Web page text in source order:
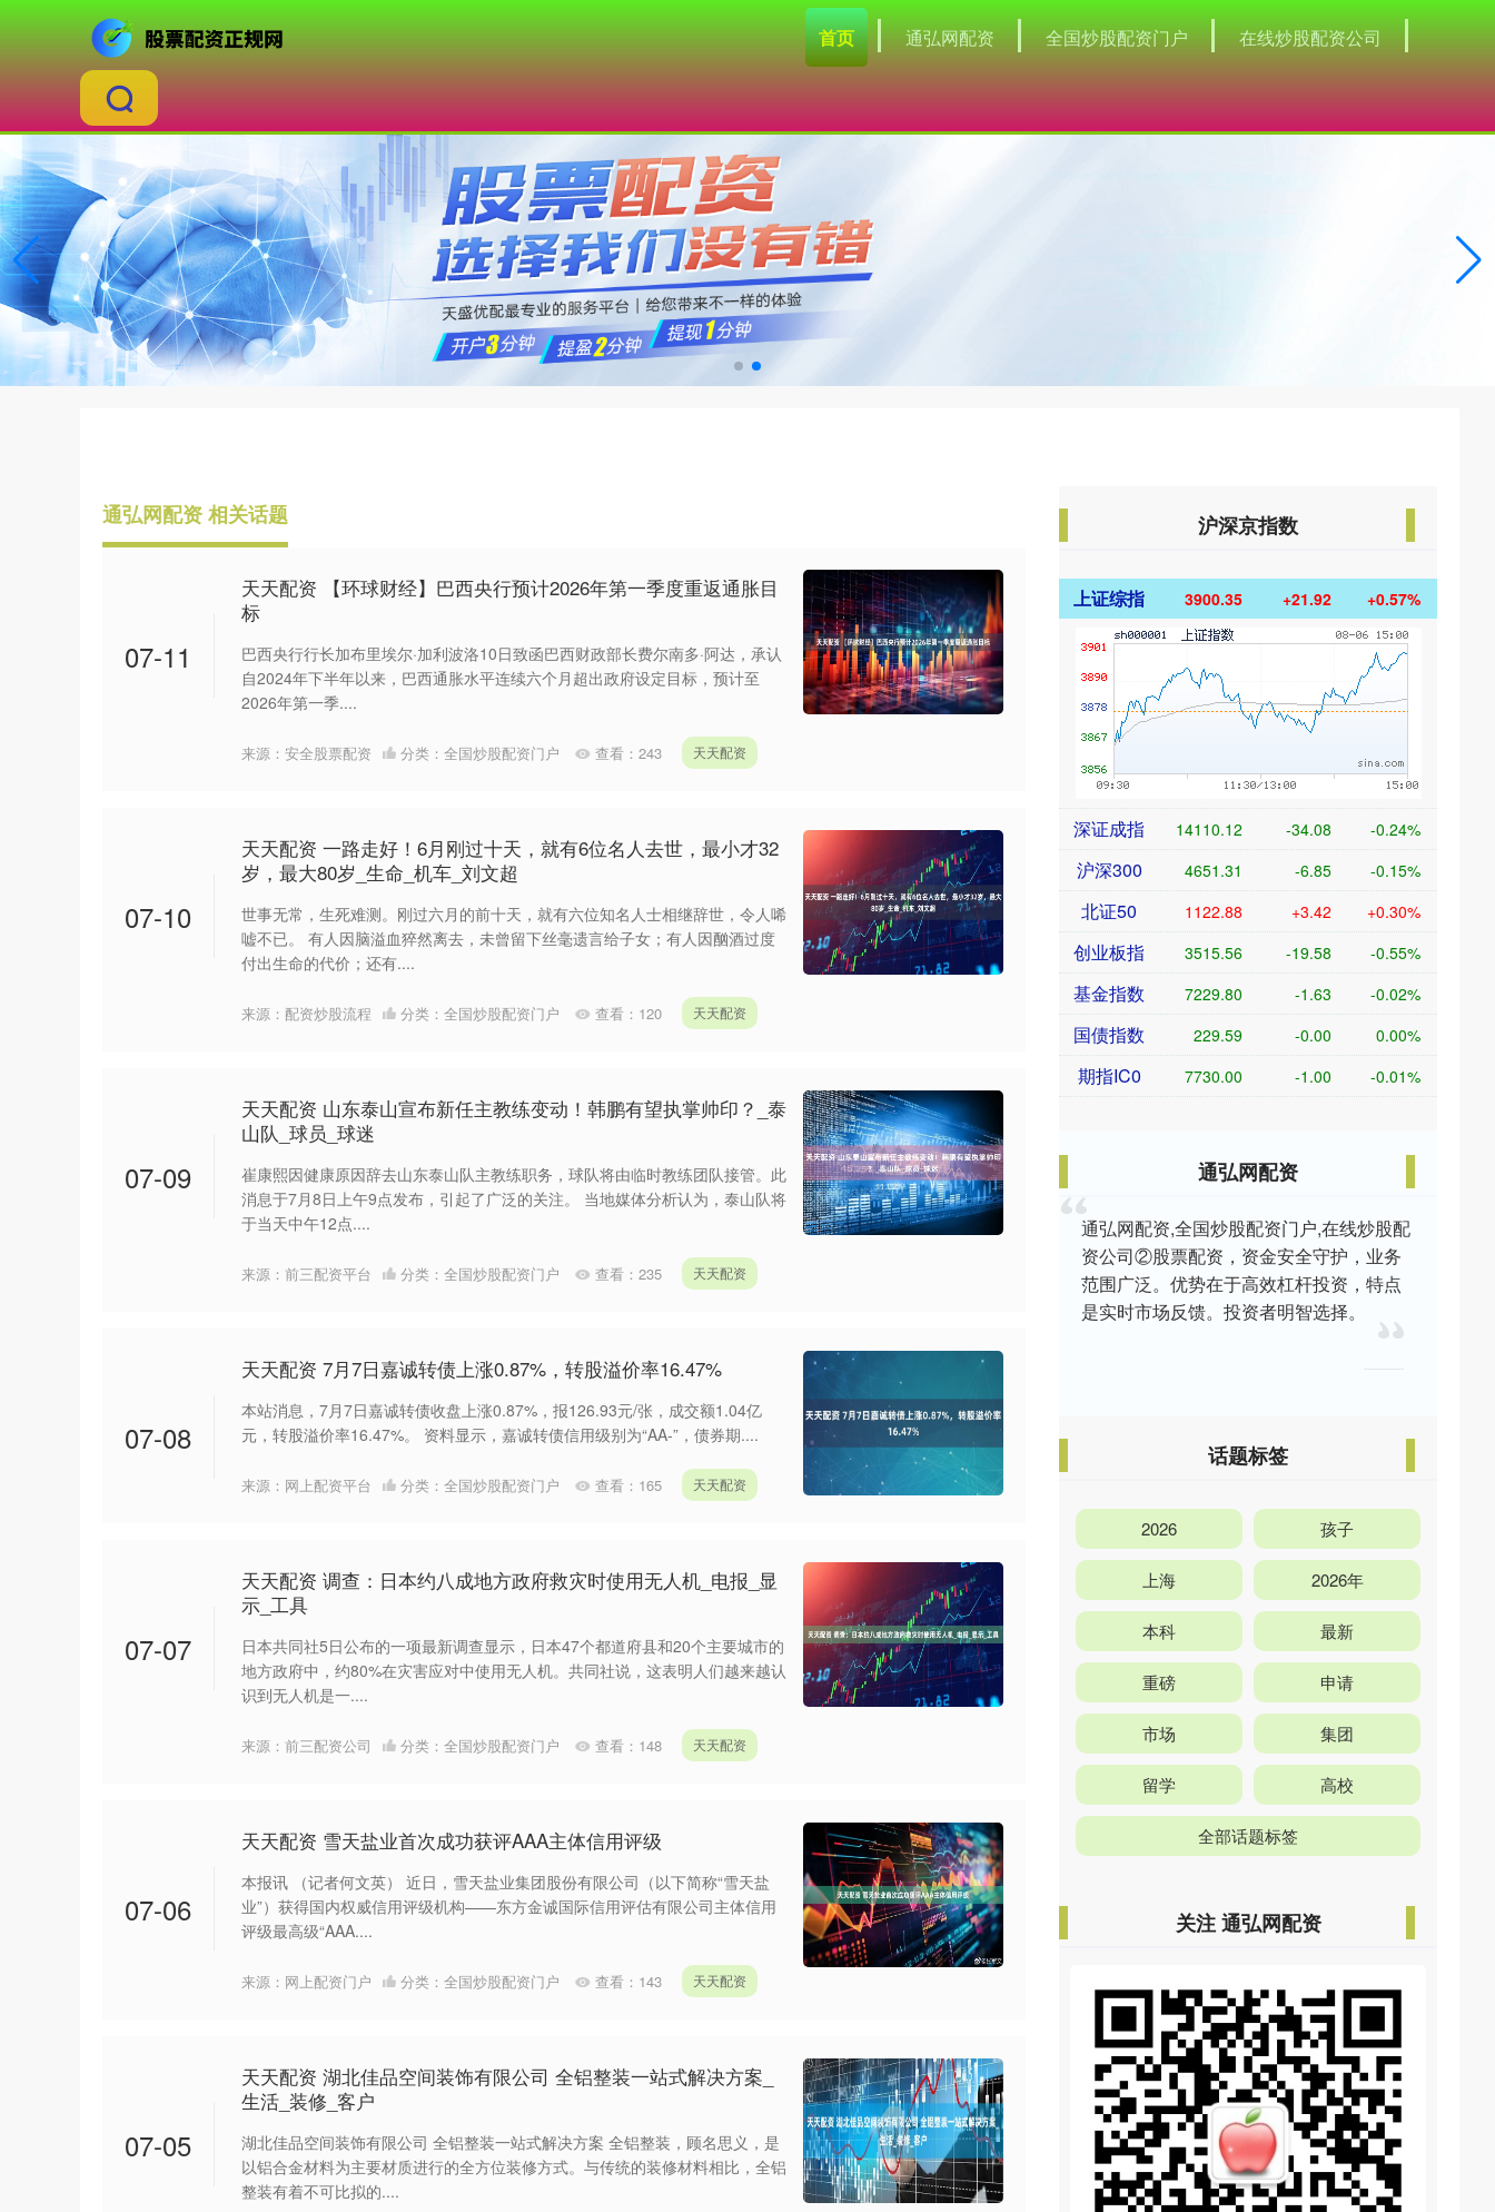
首页 通弘网配资 全国炒股配资门户 在线炒股配资公司
通弘网配资 相关话题
07-11
天天配资 【环球财经】巴西央行预计2026年第一季度重返通胀目
标
巴西央行行长加布里埃尔·加利波洛10日致函巴西财政部长费尔南多·阿达，承认
自2024年下半年以来，巴西通胀水平连续六个月超出政府设定目标，预计至
2026年第一季....
来源：安全股票配资 分类： 全国炒股配资门户 查看： 243 天天配资
07-10
天天配资 一路走好！6月刚过十天，就有6位名人去世，最小才32
岁，最大80岁_生命_机车_刘文超
世事无常，生死难测。刚过六月的前十天，就有六位知名人士相继辞世，令人唏
嘘不已。 有人因脑溢血猝然离去，未曾留下丝毫遗言给子女；有人因酗酒过度
付出生命的代价；还有....
来源：配资炒股流程 分类： 全国炒股配资门户 查看： 120 天天配资
07-09
天天配资 山东泰山宣布新任主教练变动！韩鹏有望执掌帅印？_泰
山队_球员_球迷
崔康熙因健康原因辞去山东泰山队主教练职务，球队将由临时教练团队接管。此
消息于7月8日上午9点发布，引起了广泛的关注。 当地媒体分析认为，泰山队将
于当天中午12点....
来源：前三配资平台 分类： 全国炒股配资门户 查看： 235 天天配资
07-08
天天配资 7月7日嘉诚转债上涨0.87%，转股溢价率16.47%
本站消息，7月7日嘉诚转债收盘上涨0.87%，报126.93元/张，成交额1.04亿
元，转股溢价率16.47%。 资料显示，嘉诚转债信用级别为“AA-”，债券期....
来源：网上配资平台 分类： 全国炒股配资门户 查看： 165 天天配资
07-07
天天配资 调查：日本约八成地方政府救灾时使用无人机_电报_显
示_工具
日本共同社5日公布的一项最新调查显示，日本47个都道府县和20个主要城市的
地方政府中，约80%在灾害应对中使用无人机。共同社说，这表明人们越来越认
识到无人机是一....
来源：前三配资公司 分类： 全国炒股配资门户 查看： 148 天天配资
07-06
天天配资 雪天盐业首次成功获评AAA主体信用评级
本报讯 （记者何文英） 近日，雪天盐业集团股份有限公司（以下简称“雪天盐
业”）获得国内权威信用评级机构——东方金诚国际信用评估有限公司主体信用
评级最高级“AAA....
来源：网上配资门户 分类： 全国炒股配资门户 查看： 143 天天配资
07-05
天天配资 湖北佳品空间装饰有限公司 全铝整装一站式解决方案_
生活_装修_客户
湖北佳品空间装饰有限公司 全铝整装一站式解决方案 全铝整装，顾名思义，是
以铝合金材料为主要材质进行的全方位装修方式。与传统的装修材料相比，全铝
整装有着不可比拟的....
沪深京指数
上证综指 3900.35 +21.92 +0.57%
深证成指 14110.12 -34.08 -0.24%
沪深300 4651.31 -6.85 -0.15%
北证50 1122.88 +3.42 +0.30%
创业板指 3515.56 -19.58 -0.55%
基金指数 7229.80 -1.63 -0.02%
国债指数 229.59 -0.00 0.00%
期指IC0 7730.00 -1.00 -0.01%
通弘网配资
通弘网配资,全国炒股配资门户,在线炒股配
资公司②股票配资，资金安全守护，业务
范围广泛。优势在于高效杠杆投资，特点
是实时市场反馈。投资者明智选择。
话题标签
2026 孩子
上海 2026年
本科 最新
重磅 申请
市场 集团
留学 高校
全部话题标签
关注 通弘网配资